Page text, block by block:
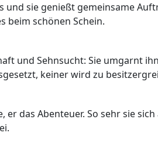
und sie genießt gemeinsame
beim schönen Schein.
und Sehnsucht: Sie umgarnt
keiner wird zu
er das Abenteuer. So sehr sie